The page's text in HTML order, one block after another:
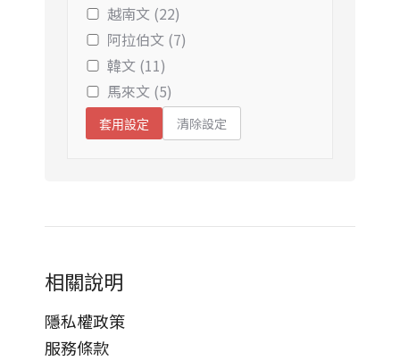
越南文 (22)
阿拉伯文 (7)
韓文 (11)
馬來文 (5)
套用設定 清除設定
相關說明
隱私權政策
服務條款